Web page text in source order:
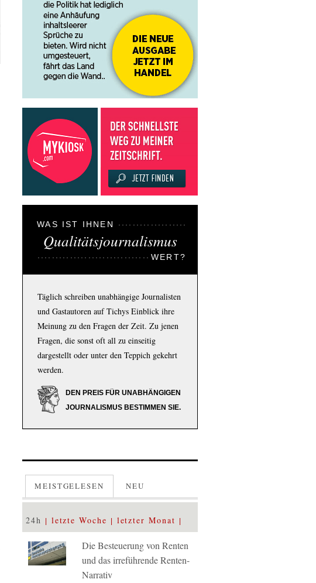
WAS IST IHNEN
Qualitätsjournalismus
WERT?
Täglich schreiben unabhängige Journalisten
und Gastautoren auf Tichys Einblick ihre
Meinung zu den Fragen der Zeit. Zu jenen
Fragen, die sonst oft all zu einseitig
dargestellt oder unter den Teppich gekehrt
werden.
DEN PREIS FÜR UNABHÄNGIGEN
JOURNALISMUS BESTIMMEN SIE.
MEISTGELESEN NEU
24h letzte Woche letzter Monat
Die Besteuerung von Renten
und das irreführende Renten-
Narrativ